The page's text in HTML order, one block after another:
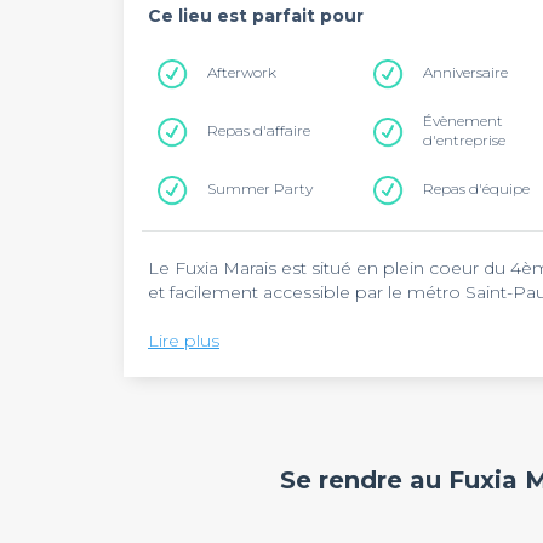
Ce lieu est parfait pour
Afterwork Anniversaire
Repas d'affaire
Évènement
d'entreprise
Summer Party Repas d'équipe
Le Fuxia Marais est situé en plein coeur du
et facilement accessible par le métro Saint-
Les restaurants Fuxia sont implantés un peu
Lire plus
Se rendre au Fuxia